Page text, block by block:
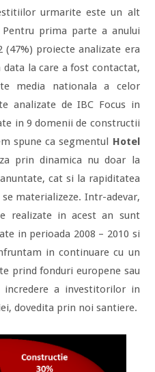
urmarite este un alt
prima parte a anului
(47%) proiecte analizate era
data la care a fost contactat,
media nationala a celor
analizate de IBC Focus in
in 9 domenii de constructii
spune ca segmentul Hotel
prin dinamica nu doar la
cat si la rapiditatea
materializeze. Intr-adevar,
realizate in acest an sunt
in perioada 2008 – 2010 si
in continuare cu un
prind fonduri europene sau
a investitorilor in
dovedita prin noi santiere.